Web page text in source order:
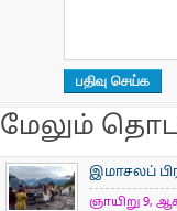
மேலும்
இமாசலப்
ஞாயிறு 9,